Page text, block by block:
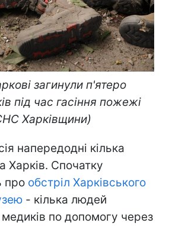
загинули п'ятеро
під час гасіння пожежі
Харківщини)
напередодні кілька
Харків. Спочатку
про обстріл Харківського
- кілька людей
по допомогу через